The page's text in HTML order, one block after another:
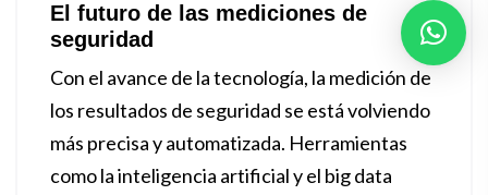
El futuro de las mediciones de
seguridad
Con el avance de la tecnología, la medición de
los resultados de seguridad se está volviendo
más precisa y automatizada. Herramientas
como la inteligencia artificial y el big data